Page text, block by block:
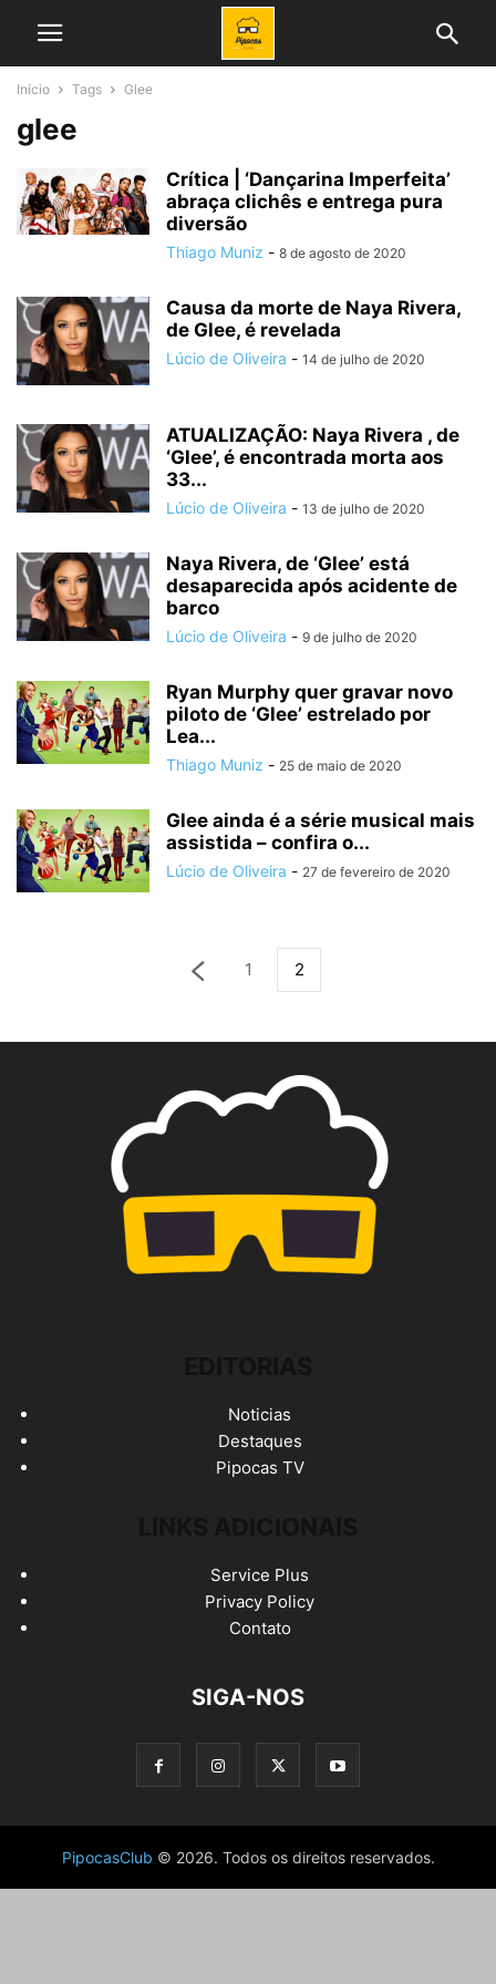
Início Tags Glee
glee
Crítica | ‘Dançarina Imperfeita’
abraça clichês e entrega pura
diversão
Thiago Muniz - 8 de agosto de 2020
Causa da morte de Naya Rivera,
de Glee, é revelada
Lúcio de Oliveira - 14 de julho de 2020
ATUALIZAÇÃO: Naya Rivera , de
‘Glee’, é encontrada morta aos
33...
Lúcio de Oliveira - 13 de julho de 2020
Naya Rivera, de ‘Glee’ está
desaparecida após acidente de
barco
Lúcio de Oliveira - 9 de julho de 2020
Ryan Murphy quer gravar novo
piloto de ‘Glee’ estrelado por
Lea...
Thiago Muniz - 25 de maio de 2020
Glee ainda é a série musical mais
assistida – confira o...
Lúcio de Oliveira - 27 de fevereiro de 2020
1 2
Noticias
Destaques
Pipocas TV
Service Plus
Privacy Policy
Contato
SIGA-NOS
PipocasClub © 2026. Todos os direitos reservados.